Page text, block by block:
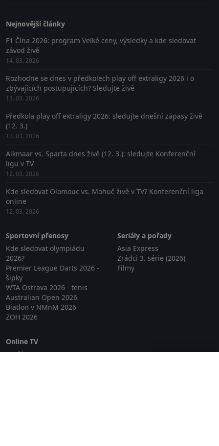
Nejnovější články
F1 Čína 2026: program Velké ceny, výsledky a kde sledovat
závod živě
14. 03. 2026
Rozhodne se dnes v předkolech play off extraligy 2026 i o
zbývajících postupujících? Sledujte živě
13. 03. 2026
Předkola play off extraligy 2026: sledujte dnešní zápasy živě
(12. 3.)
12. 03. 2026
Alkmaar vs. Sparta dnes živě (12. 3.): sledujte Konferenční
ligu v TV
12. 03. 2026
Kde sledovat Olomouc vs. Mohuč živě v TV? Konferenční liga
online
12. 03. 2026
Sportovní přenosy
Kde sledovat olympiádu
2026?
Premier League Darts 2026 -
šipky
WTA Ostrava 2026 - tenis
Australian Open 2026
Biatlon v NMnM 2026
ZOH 2026
Seriály a pořady
Asia Express
Zrádci 3. série (2026)
Filmy
Online TV
Lepší.TV